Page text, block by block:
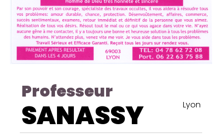
Professeur
SANASSY Lyon